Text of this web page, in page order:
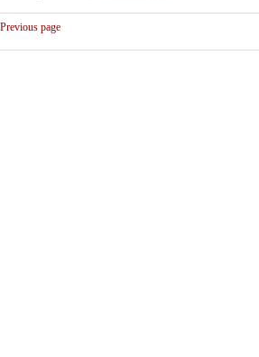
Previous page